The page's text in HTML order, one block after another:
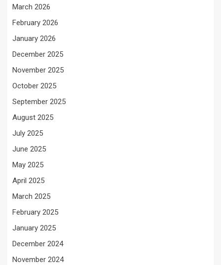
March 2026
February 2026
January 2026
December 2025
November 2025
October 2025
September 2025
August 2025
July 2025
June 2025
May 2025
April 2025
March 2025
February 2025
January 2025
December 2024
November 2024